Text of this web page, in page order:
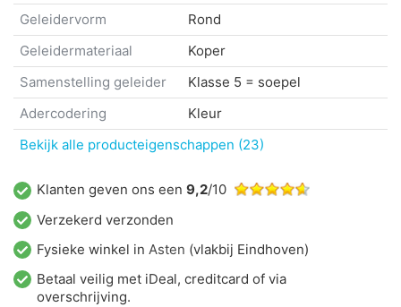
Geleidervorm
Rond
Geleidermateriaal
Koper
Samenstelling geleider
Klasse 5 = soepel
Adercodering
Kleur
Bekijk alle producteigenschappen (23)
Klanten geven ons een 9,2/10
Verzekerd verzonden
Fysieke winkel in Asten (vlakbij Eindhoven)
Betaal veilig met iDeal, creditcard of via
overschrijving.